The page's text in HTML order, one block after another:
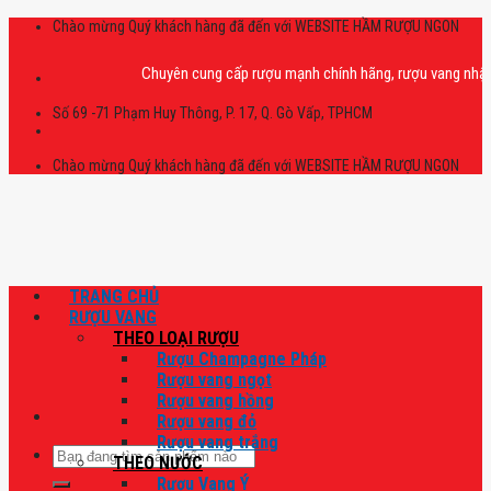
Skip
Chào mừng Quý khách hàng đã đến với WEBSITE HẦM RƯỢU NGON
Chuyên cung cấp rượu mạnh chính hãng, rượu vang nhập
Số 69 -71 Phạm Huy Thông, P. 17, Q. Gò Vấp, TPHCM
Chào mừng Quý khách hàng đã đến với WEBSITE HẦM RƯỢU NGON
Tìm
kiếm:
TRANG CHỦ
RƯỢU VANG
THEO LOẠI RƯỢU
Rượu Champagne Pháp
Rượu vang ngọt
Rượu vang hồng
Rượu vang đỏ
Rượu vang trắng
THEO NƯỚC
Rượu Vang Ý